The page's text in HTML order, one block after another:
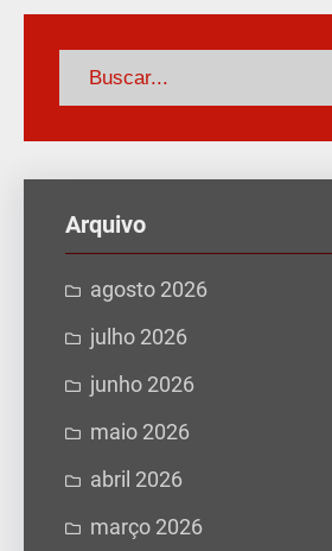
e
s
q
s
r
Arquivo
agosto 2026
julho 2026
junho 2026
maio 2026
abril 2026
março 2026